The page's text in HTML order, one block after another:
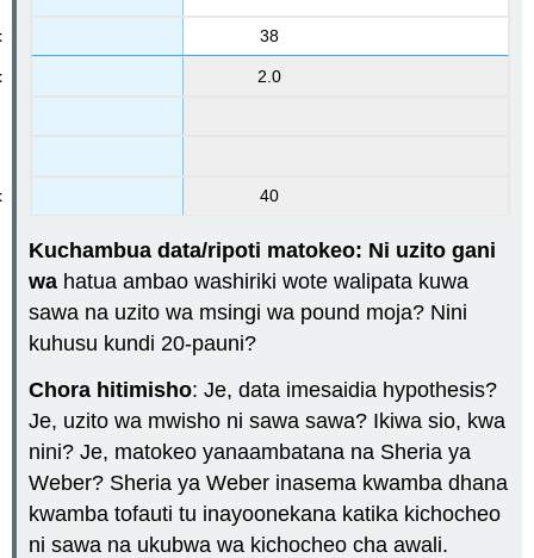
38
2.0
40
Kuchambua data/ripoti matokeo: Ni uzito gani
wa hatua ambao washiriki wote walipata kuwa
sawa na uzito wa msingi wa pound moja? Nini
kuhusu kundi 20-pauni?
Chora hitimisho: Je, data imesaidia hypothesis?
Je, uzito wa mwisho ni sawa sawa? Ikiwa sio, kwa
nini? Je, matokeo yanaambatana na Sheria ya
Weber? Sheria ya Weber inasema kwamba dhana
kwamba tofauti tu inayoonekana katika kichocheo
ni sawa na ukubwa wa kichocheo cha awali.